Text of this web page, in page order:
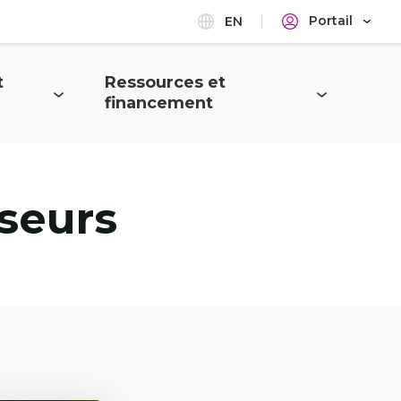
EN Portail
Ouvrir
Ressources et
financement